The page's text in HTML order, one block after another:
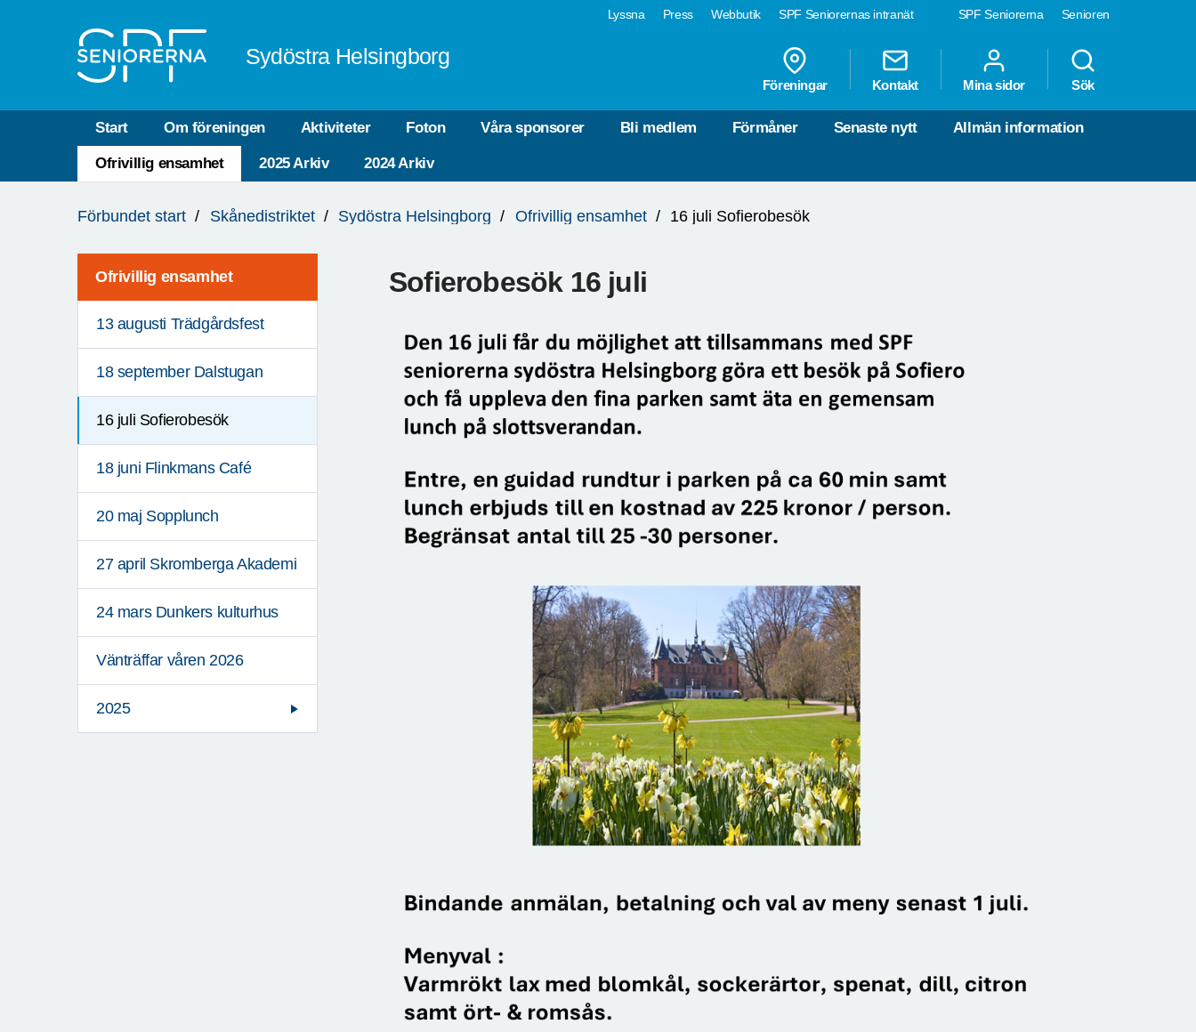
SPF Seniorerna Senioren
Lyssna Press Webbutik SPF Seniorernas intranät
Sydöstra Helsingborg
Föreningar Kontakt Mina sidor Sök
Start Om föreningen Aktiviteter Foton Våra sponsorer Bli medlem Förmåner Senaste nytt Allmän information
Ofrivillig ensamhet 2025 Arkiv 2024 Arkiv
är
Förbundet start Skånedistriktet Sydöstra Helsingborg Ofrivillig ensamhet 16 juli Sofierobesök
Ofrivillig ensamhet
13 augusti Trädgårdsfest
18 september Dalstugan
16 juli Sofierobesök
18 juni Flinkmans Café
20 maj Sopplunch
27 april Skromberga Akademi
24 mars Dunkers kulturhus
Vänträffar våren 2026
2025
Sofierobesök 16 juli